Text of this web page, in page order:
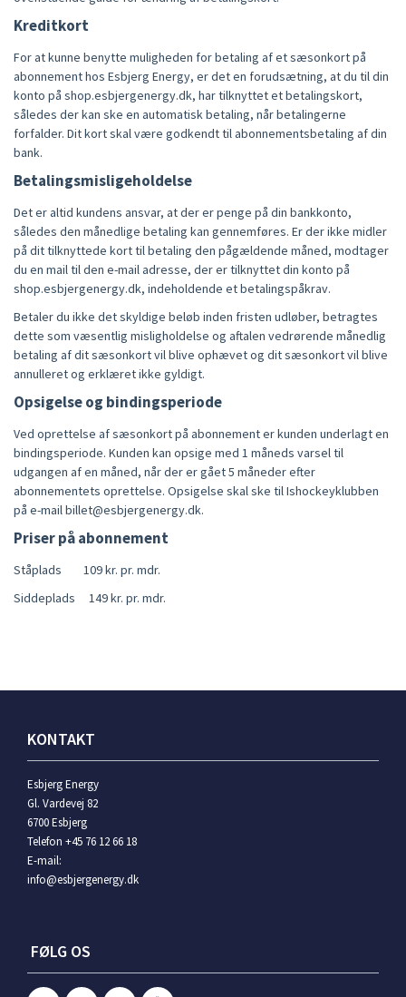
Kreditkort
For at kunne benytte muligheden for betaling af et sæsonkort på
abonnement hos Esbjerg Energy, er det en forudsætning, at du til din
konto på shop.esbjergenergy.dk, har tilknyttet et betalingskort,
således der kan ske en automatisk betaling, når betalingerne
forfalder. Dit kort skal være godkendt til abonnementsbetaling af din
bank.
Betalingsmisligeholdelse
Det er altid kundens ansvar, at der er penge på din bankkonto,
således den månedlige betaling kan gennemføres. Er der ikke midler
på dit tilknyttede kort til betaling den pågældende måned, modtager
du en mail til den e-mail adresse, der er tilknyttet din konto på
shop.esbjergenergy.dk, indeholdende et betalingspåkrav.
Betaler du ikke det skyldige beløb inden fristen udløber, betragtes
dette som væsentlig misligholdelse og aftalen vedrørende månedlig
betaling af dit sæsonkort vil blive ophævet og dit sæsonkort vil blive
annulleret og erklæret ikke gyldigt.
Opsigelse og bindingsperiode
Ved oprettelse af sæsonkort på abonnement er kunden underlagt en
bindingsperiode. Kunden kan opsige med 1 måneds varsel til
udgangen af en måned, når der er gået 5 måneder efter
abonnementets oprettelse. Opsigelse skal ske til Ishockeyklubben
på e-mail billet@esbjergenergy.dk.
Priser på abonnement
Ståplads 109 kr. pr. mdr.
Siddeplads
149 kr. pr. mdr.
KONTAKT
Esbjerg Energy
Gl. Vardevej 82
6700 Esbjerg
Telefon +45 76 12 66 18
E-mail:
info@esbjergenergy.dk
FØLG OS